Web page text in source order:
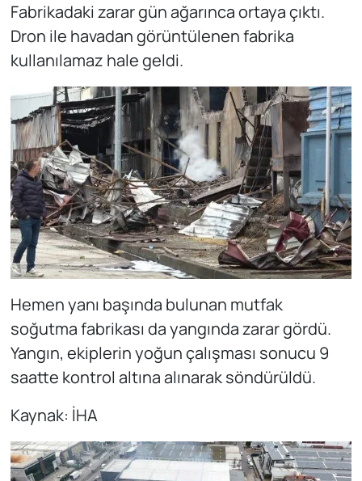
Fabrikadaki zarar gün ağarınca ortaya çıktı.
Dron ile havadan görüntülenen fabrika
kullanılamaz hale geldi.
Hemen yanı başında bulunan mutfak
soğutma fabrikası da yangında zarar gördü.
Yangın, ekiplerin yoğun çalışması sonucu 9
saatte kontrol altına alınarak söndürüldü.
Kaynak: İHA